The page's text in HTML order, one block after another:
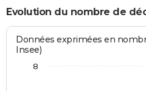
Evolution du nombre de
Données exprimées en
Insee)
8